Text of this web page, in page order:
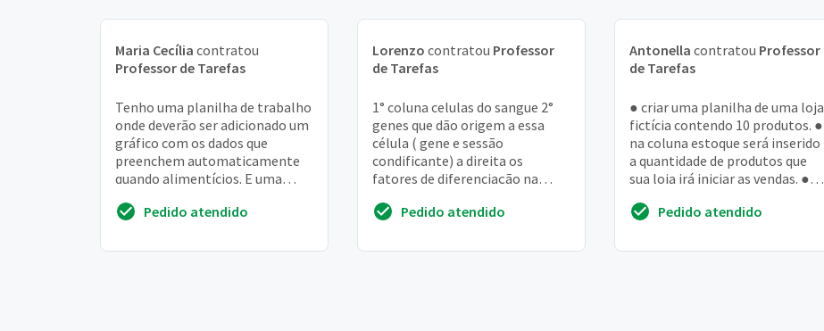
Maria Cecília contratou
Professor de Tarefas
Tenho uma planilha de trabalho
onde deverão ser adicionado um
gráfico com os dados que
preenchem automaticamente
quando alimentícios. E uma
contendo os dados g...
Pedido atendido
Lorenzo contratou Professor
de Tarefas
1° coluna celulas do sangue 2°
genes que dão origem a essa
célula ( gene e sessão
condificante) a direita os
fatores de diferenciação na
para essa diferencia...
Pedido atendido
Antonella contratou Professor
de Tarefas
● criar uma planilha de uma loja
fictícia contendo 10 produtos. ●
na coluna estoque será inserido
a quantidade de produtos que
sua loja irá iniciar as vendas. ●
Pedido atendido